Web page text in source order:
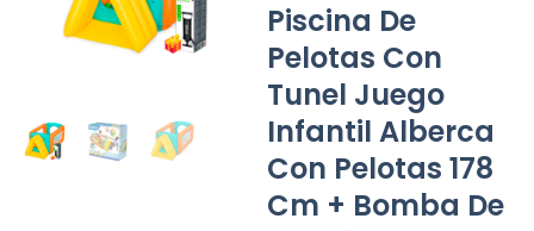
Piscina De
Pelotas Con
Tunel Juego
Infantil Alberca
Con Pelotas 178
Cm + Bomba De